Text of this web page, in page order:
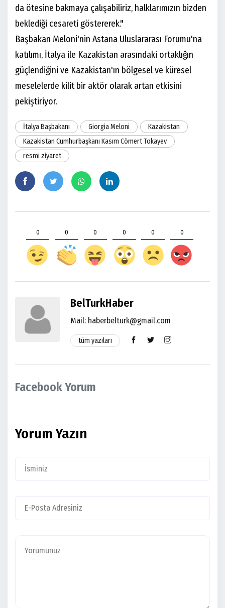
da ötesine bakmaya çalışabiliriz, halklarımızın bizden
beklediği cesareti göstererek."
Başbakan Meloni'nin Astana Uluslararası Forumu'na
katılımı, İtalya ile Kazakistan arasındaki ortaklığın
güçlendiğini ve Kazakistan'ın bölgesel ve küresel
meselelerde kilit bir aktör olarak artan etkisini
pekiştiriyor.
İtalya Başbakanı Giorgia Meloni
Kazakistan
Kazakistan Cumhurbaşkanı Kasım Cömert Tokayev
resmi ziyaret
0 0 0 0 0 0
BelTurkHaber
Mail: haberbelturk@gmail.com
tüm yazıları
Facebook Yorum
Yorum Yazın